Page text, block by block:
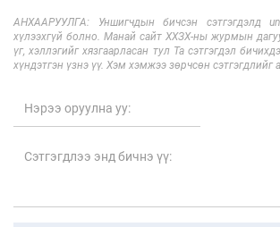
АНХААРУУЛГА: Уншигчдын бичсэн сэтгэгдэлд
хүлээхгүй болно. Манай сайт ХХЗХ-ны журмын
үг, хэллэгийг хязгаарласан тул Та сэтгэгдэл
хүндэтгэн үзнэ үү. Хэм хэмжээ зөрчсөн сэтгэгдлийг